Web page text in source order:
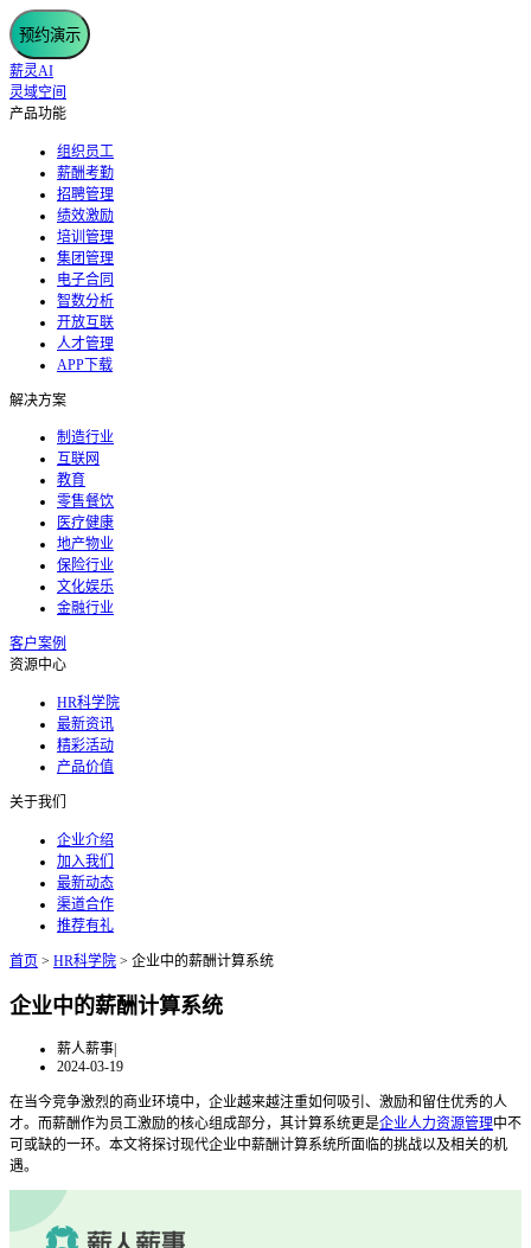
预约演示
薪灵AI
灵域空间
产品功能
组织员工
薪酬考勤
招聘管理
绩效激励
培训管理
集团管理
电子合同
智数分析
开放互联
人才管理
APP下载
解决方案
制造行业
互联网
教育
零售餐饮
医疗健康
地产物业
保险行业
文化娱乐
金融行业
客户案例
资源中心
HR科学院
最新资讯
精彩活动
产品价值
关于我们
企业介绍
加入我们
最新动态
渠道合作
推荐有礼
首页 > HR科学院 > 企业中的薪酬计算系统
企业中的薪酬计算系统
薪人薪事|
2024-03-19
在当今竞争激烈的商业环境中，企业越来越注重如何吸引、激励和留住优秀的人
才。而薪酬作为员工激励的核心组成部分，其计算系统更是企业人力资源管理中不
可或缺的一环。本文将探讨现代企业中薪酬计算系统所面临的挑战以及相关的机
遇。